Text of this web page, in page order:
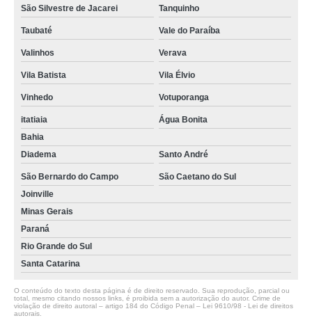
São Silvestre de Jacarei Tanquinho
Taubaté Vale do Paraíba
Valinhos Verava
Vila Batista Vila Élvio
Vinhedo Votuporanga
itatiaia
Água Bonita
Bahia
Diadema
Santo André
São Bernardo do Campo
São Caetano do Sul
Joinville
Minas Gerais
Paraná
Rio Grande do Sul
Santa Catarina
O conteúdo do texto desta página é de direito reservado. Sua reprodução, parcial ou
total, mesmo citando nossos links, é proibida sem a autorização do autor. Crime de
violação de direito autoral – artigo 184 do Código Penal – Lei 9610/98 - Lei de direitos
autorais